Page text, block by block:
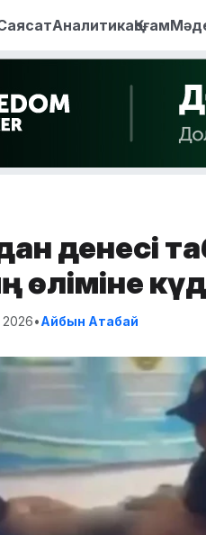
АналитикаҚоғам
денесі
өліміне
•Айбын Атабай